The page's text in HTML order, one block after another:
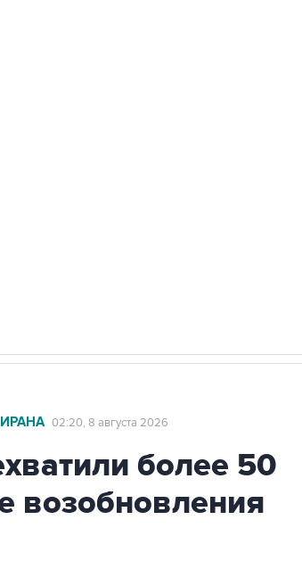
02:20, 8 августа 2026
более 50
возобновления